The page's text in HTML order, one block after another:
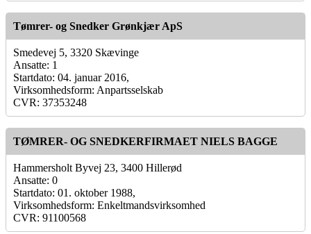
Tømrer- og Snedker Grønkjær ApS
Smedevej 5, 3320 Skævinge
Ansatte: 1
Startdato: 04. januar 2016,
Virksomhedsform: Anpartsselskab
CVR: 37353248
TØMRER- OG SNEDKERFIRMAET NIELS BAGGE
Hammersholt Byvej 23, 3400 Hillerød
Ansatte: 0
Startdato: 01. oktober 1988,
Virksomhedsform: Enkeltmandsvirksomhed
CVR: 91100568